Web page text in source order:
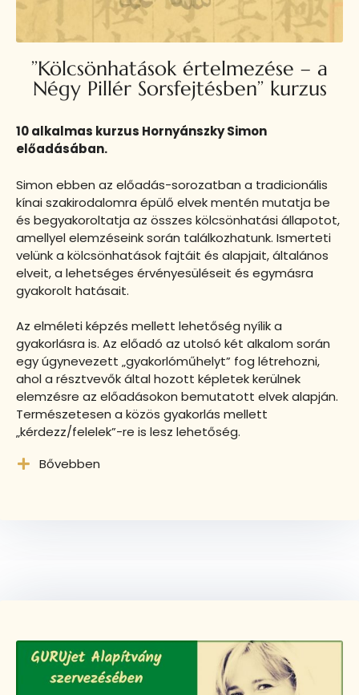
’’Kölcsönhatások értelmezése – a
Négy Pillér Sorsfejtésben’’ kurzus
10 alkalmas kurzus Hornyánszky Simon
előadásában.
Simon ebben az előadás-sorozatban a tradicionális
kínai szakirodalomra épülő elvek mentén mutatja be
és begyakoroltatja az összes kölcsönhatási állapotot,
amellyel elemzéseink során találkozhatunk. Ismerteti
velünk a kölcsönhatások fajtáit és alapjait, általános
elveit, a lehetséges érvényesüléseit és egymásra
gyakorolt hatásait.
Az elméleti képzés mellett lehetőség nyílik a
gyakorlásra is. Az előadó az utolsó két alkalom során
egy úgynevezett „gyakorlóműhelyt” fog létrehozni,
ahol a résztvevők által hozott képletek kerülnek
elemzésre az előadásokon bemutatott elvek alapján.
Természetesen a közös gyakorlás mellett
„kérdezz/felelek”-re is lesz lehetőség.
Bővebben